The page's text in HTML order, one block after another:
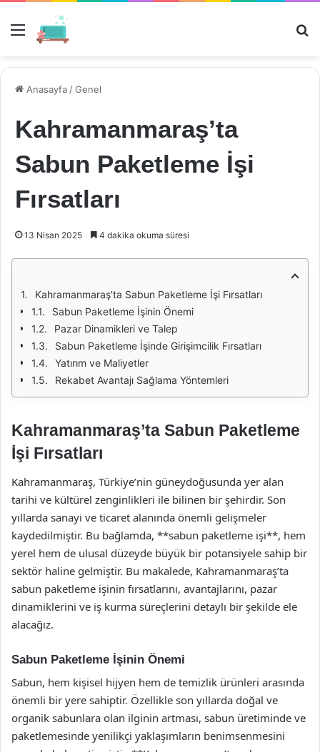
Menü
Anasayfa /Genel
Kahramanmaraş’ta
Sabun Paketleme İşi
Fırsatları
13 Nisan 2025 4 dakika okuma süresi
Kahramanmaraş'ta Sabun Paketleme İşi Fırsatları
Sabun Paketleme İşinin Önemi
Pazar Dinamikleri ve Talep
Sabun Paketleme İşinde Girişimcilik Fırsatları
Yatırım ve Maliyetler
Rekabet Avantajı Sağlama Yöntemleri
Kahramanmaraş’ta Sabun Paketleme
İşi Fırsatları
Kahramanmaraş, Türkiye’nin güneydoğusunda yer alan
tarihi ve kültürel zenginlikleri ile bilinen bir şehirdir. Son
yıllarda sanayi ve ticaret alanında önemli gelişmeler
kaydedilmiştir. Bu bağlamda, **sabun paketleme işi**, hem
yerel hem de ulusal düzeyde büyük bir potansiyele sahip bir
sektör haline gelmiştir. Bu makalede, Kahramanmaraş’ta
sabun paketleme işinin fırsatlarını, avantajlarını, pazar
dinamiklerini ve iş kurma süreçlerini detaylı bir şekilde ele
alacağız.
Sabun Paketleme İşinin Önemi
Sabun, hem kişisel hijyen hem de temizlik ürünleri arasında
önemli bir yere sahiptir. Özellikle son yıllarda doğal ve
organik sabunlara olan ilginin artması, sabun üretiminde ve
paketlemesinde yenilikçi yaklaşımların benimsenmesini